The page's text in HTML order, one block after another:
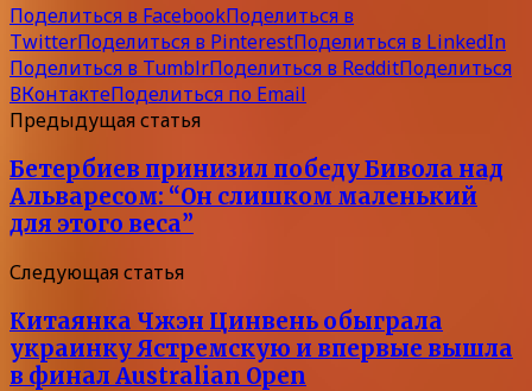
Поделиться в FacebookПоделиться в
TwitterПоделиться в PinterestПоделиться в LinkedIn
Поделиться в TumblrПоделиться в RedditПоделиться
ВКонтактеПоделиться по Email
Предыдущая статья
Бетербиев принизил победу Бивола над
Альваресом: “Он слишком маленький
для этого веса”
Следующая статья
Китаянка Чжэн Цинвень обыграла
украинку Ястремскую и впервые вышла
в финал Australian Open